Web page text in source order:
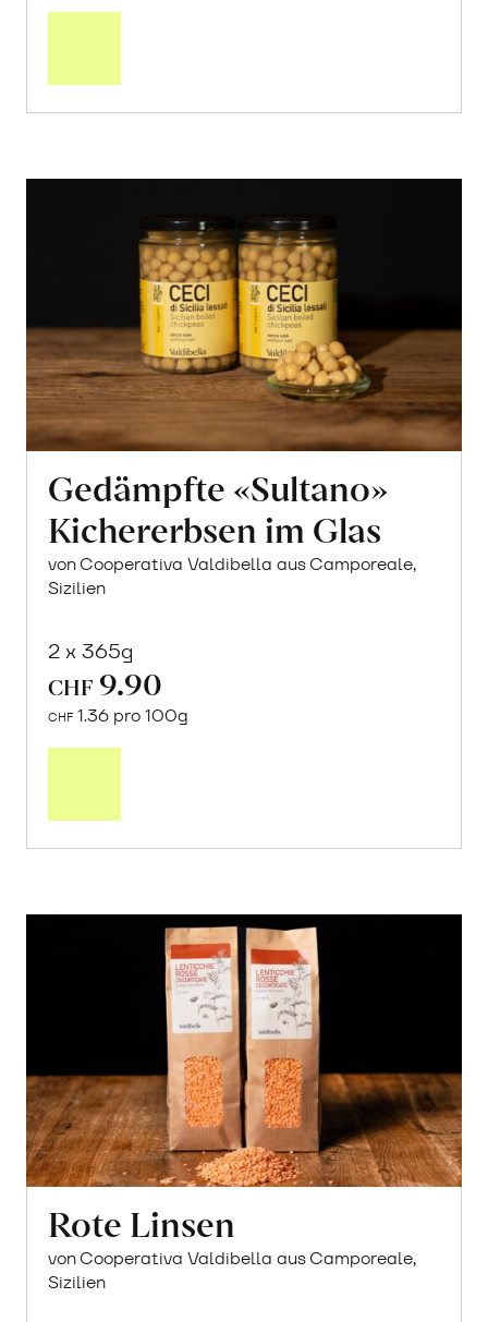
Gedämpfte «Sultano»
Kichererbsen im Glas
von Cooperativa Valdibella aus Camporeale,
Sizilien
2 x 365g
CHF 9.90
CHF 1.36 pro 100g
Rote Linsen
von Cooperativa Valdibella aus Camporeale,
Sizilien